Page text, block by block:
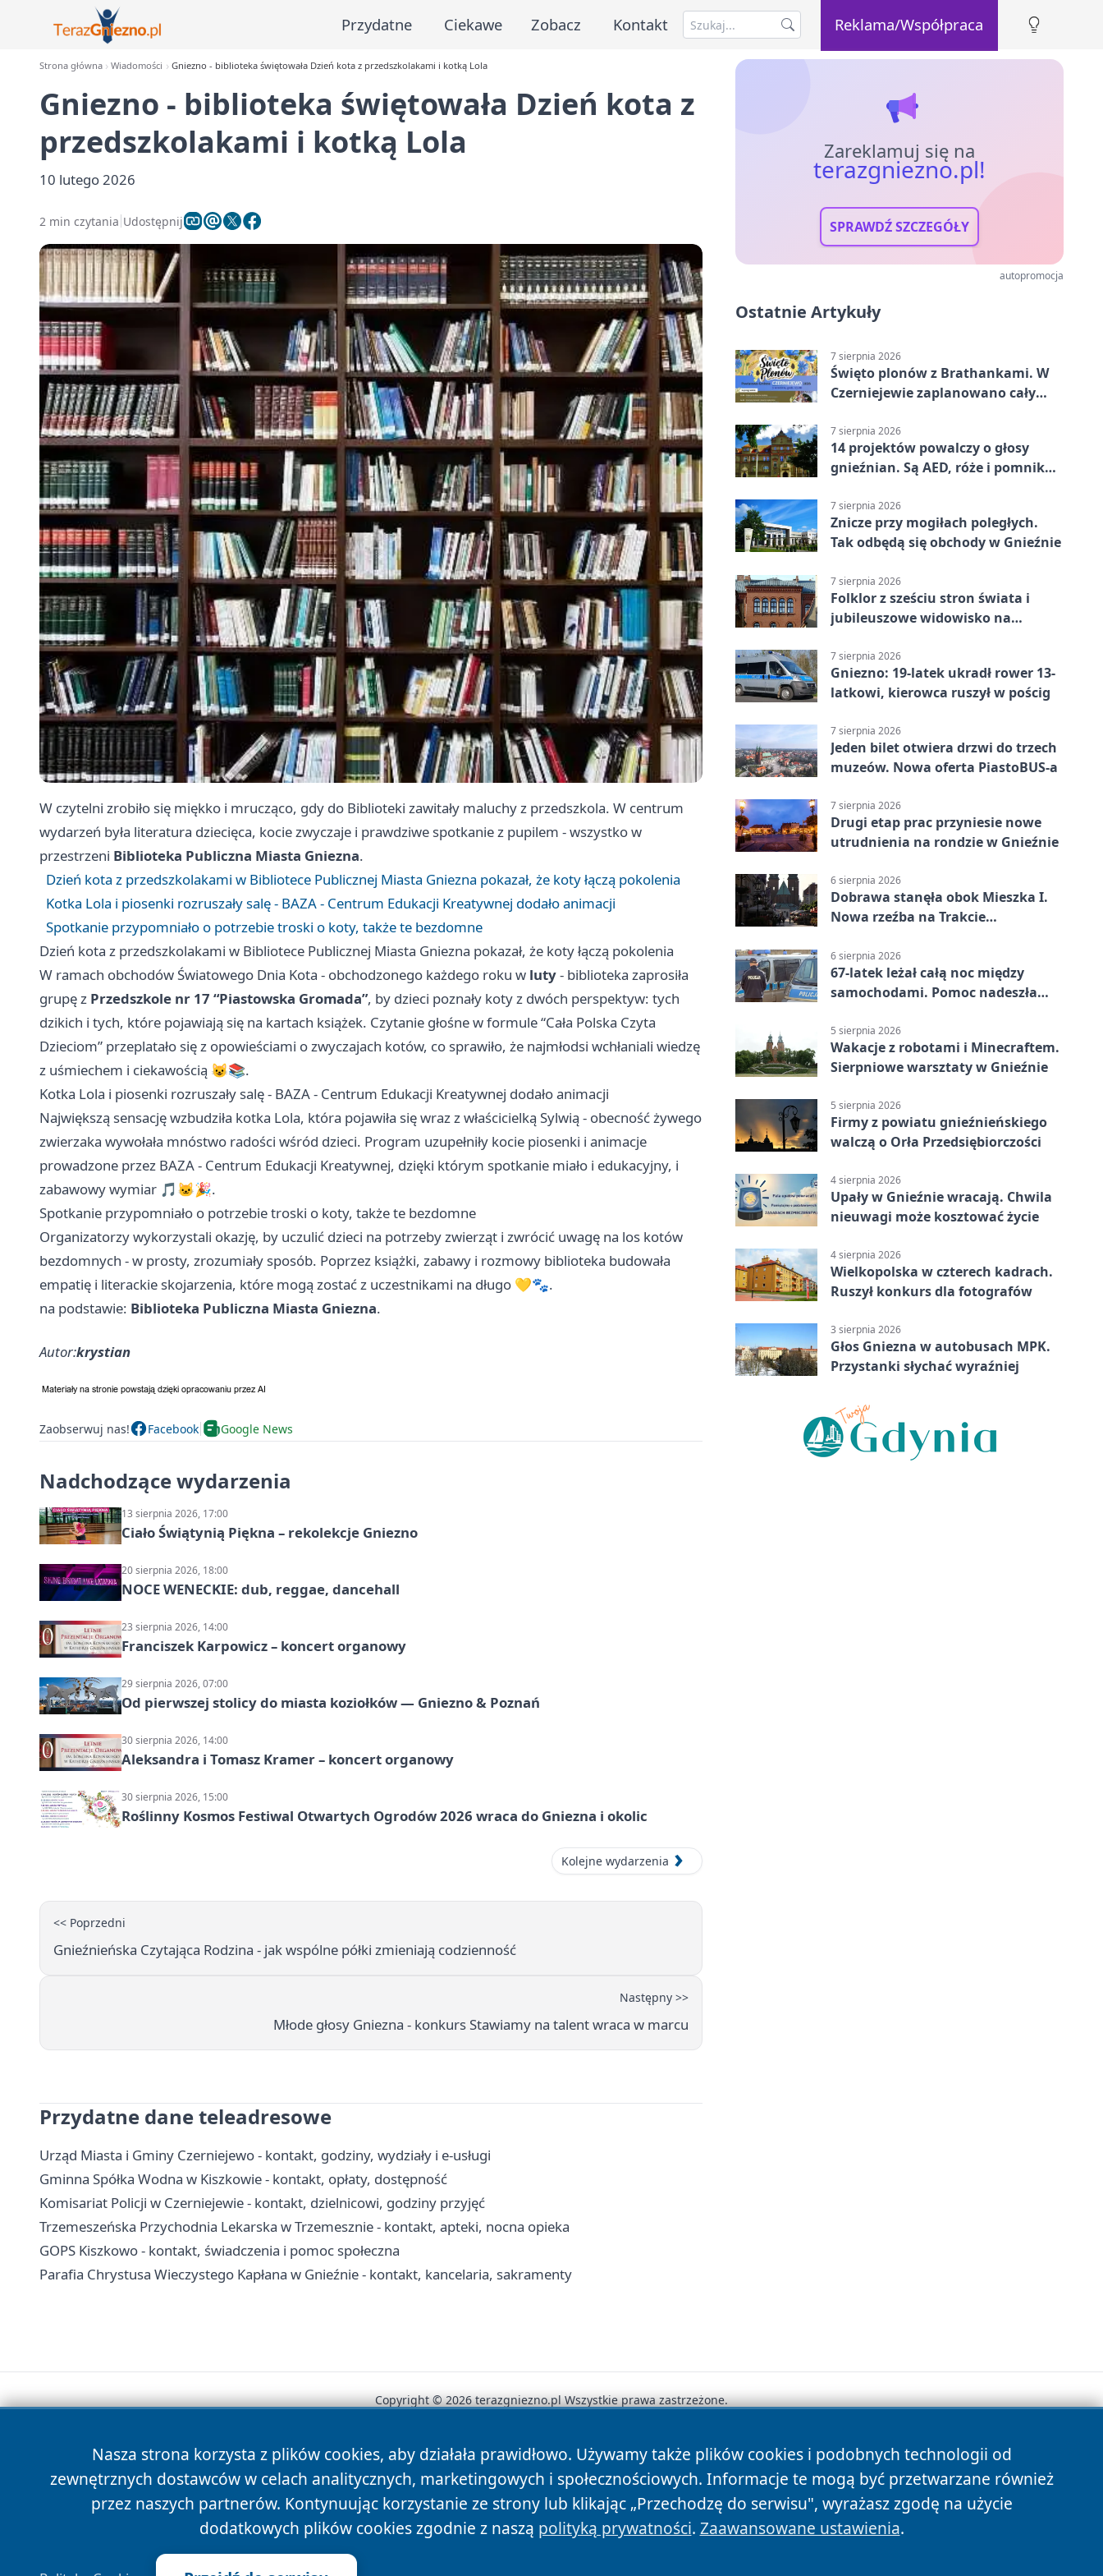
Przydatne Ciekawe Zobacz Kontakt Reklama/Współpraca
Strona główna Wiadomości Gniezno - biblioteka świętowała Dzień kota z przedszkolakami i kotką Lola
Gniezno - biblioteka świętowała Dzień kota z
przedszkolakami i kotką Lola
10 lutego 2026
2 min czytania Udostępnij
W czytelni zrobiło się miękko i mrucząco, gdy do Biblioteki zawitały maluchy z przedszkola. W centrum
wydarzeń była literatura dziecięca, kocie zwyczaje i prawdziwe spotkanie z pupilem - wszystko w
przestrzeni Biblioteka Publiczna Miasta Gniezna.
Dzień kota z przedszkolakami w Bibliotece Publicznej Miasta Gniezna pokazał, że koty łączą pokolenia
Kotka Lola i piosenki rozruszały salę - BAZA - Centrum Edukacji Kreatywnej dodało animacji
Spotkanie przypomniało o potrzebie troski o koty, także te bezdomne
Dzień kota z przedszkolakami w Bibliotece Publicznej Miasta Gniezna pokazał, że koty łączą pokolenia
W ramach obchodów Światowego Dnia Kota - obchodzonego każdego roku w luty- biblioteka zaprosiła
grupę z Przedszkole nr 17 “Piastowska Gromada”, by dzieci poznały koty z dwóch perspektyw: tych
dzikich i tych, które pojawiają się na kartach książek. Czytanie głośne w formule “Cała Polska Czyta
Dzieciom” przeplatało się z opowieściami o zwyczajach kotów, co sprawiło, że najmłodsi wchłaniali wiedzę
z uśmiechem i ciekawością 😺📚.
Kotka Lola i piosenki rozruszały salę - BAZA - Centrum Edukacji Kreatywnej dodało animacji
Największą sensację wzbudziła kotka Lola, która pojawiła się wraz z właścicielką Sylwią - obecność żywego
zwierzaka wywołała mnóstwo radości wśród dzieci. Program uzupełniły kocie piosenki i animacje
prowadzone przez BAZA - Centrum Edukacji Kreatywnej, dzięki którym spotkanie miało i edukacyjny, i
zabawowy wymiar 🎵🐱🎉.
Spotkanie przypomniało o potrzebie troski o koty, także te bezdomne
Organizatorzy wykorzystali okazję, by uczulić dzieci na potrzeby zwierząt i zwrócić uwagę na los kotów
bezdomnych - w prosty, zrozumiały sposób. Poprzez książki, zabawy i rozmowy biblioteka budowała
empatię i literackie skojarzenia, które mogą zostać z uczestnikami na długo 💛🐾.
na podstawie: Biblioteka Publiczna Miasta Gniezna.
Autor:krystian
Zaobserwuj nas! Facebook Google News
Nadchodzące wydarzenia
13 sierpnia 2026, 17:00
Ciało Świątynią Piękna – rekolekcje Gniezno
20 sierpnia 2026, 18:00
NOCE WENECKIE: dub, reggae, dancehall
23 sierpnia 2026, 14:00
Franciszek Karpowicz – koncert organowy
29 sierpnia 2026, 07:00
Od pierwszej stolicy do miasta koziołków — Gniezno & Poznań
30 sierpnia 2026, 14:00
Aleksandra i Tomasz Kramer – koncert organowy
30 sierpnia 2026, 15:00
Roślinny Kosmos Festiwal Otwartych Ogrodów 2026 wraca do Gniezna i okolic
Kolejne wydarzenia
<< Poprzedni
Gnieźnieńska Czytająca Rodzina - jak wspólne półki zmieniają codzienność
Następny >>
Młode głosy Gniezna - konkurs Stawiamy na talent wraca w marcu
Przydatne dane teleadresowe
Urząd Miasta i Gminy Czerniejewo - kontakt, godziny, wydziały i e-usługi
Gminna Spółka Wodna w Kiszkowie - kontakt, opłaty, dostępność
Komisariat Policji w Czerniejewie - kontakt, dzielnicowi, godziny przyjęć
Trzemeszeńska Przychodnia Lekarska w Trzemesznie - kontakt, apteki, nocna opieka
GOPS Kiszkowo - kontakt, świadczenia i pomoc społeczna
Parafia Chrystusa Wieczystego Kapłana w Gnieźnie - kontakt, kancelaria, sakramenty
Zareklamuj się na
terazgniezno.pl!
SPRAWDŹ SZCZEGÓŁY
autopromocja
Ostatnie Artykuły
7 sierpnia 2026
Święto plonów z Brathankami. W
Czerniejewie zaplanowano cały
7 sierpnia 2026
14 projektów powalczy o głosy
gnieźnian. Są AED, róże i pomnik
7 sierpnia 2026
Znicze przy mogiłach poległych.
Tak odbędą się obchody w Gnieźnie
7 sierpnia 2026
Folklor z sześciu stron świata i
jubileuszowe widowisko na
7 sierpnia 2026
Gniezno: 19-latek ukradł rower 13-
latkowi, kierowca ruszył w pościg
7 sierpnia 2026
Jeden bilet otwiera drzwi do trzech
muzeów. Nowa oferta PiastoBUS-a
7 sierpnia 2026
Drugi etap prac przyniesie nowe
utrudnienia na rondzie w Gnieźnie
6 sierpnia 2026
Dobrawa stanęła obok Mieszka I.
Nowa rzeźba na Trakcie
6 sierpnia 2026
67-latek leżał całą noc między
samochodami. Pomoc nadeszła
5 sierpnia 2026
Wakacje z robotami i Minecraftem.
Sierpniowe warsztaty w Gnieźnie
5 sierpnia 2026
Firmy z powiatu gnieźnieńskiego
walczą o Orła Przedsiębiorczości
4 sierpnia 2026
Upały w Gnieźnie wracają. Chwila
nieuwagi może kosztować życie
4 sierpnia 2026
Wielkopolska w czterech kadrach.
Ruszył konkurs dla fotografów
3 sierpnia 2026
Głos Gniezna w autobusach MPK.
Przystanki słychać wyraźniej
Nasza strona korzysta z plików cookies, aby działała prawidłowo. Używamy także plików cookies i podobnych technologii od
zewnętrznych dostawców w celach analitycznych, marketingowych i społecznościowych. Informacje te mogą być przetwarzane również
przez naszych partnerów. Kontynuując korzystanie ze strony lub klikając „Przechodzę do serwisu", wyrażasz zgodę na użycie
dodatkowych plików cookies zgodnie z naszą polityką prywatności. Zaawansowane ustawienia.
Copyright © 2026 terazgniezno.pl Wszystkie prawa zastrzeżone.
News Autorzy Polityka Prywatności Polityka Cookies